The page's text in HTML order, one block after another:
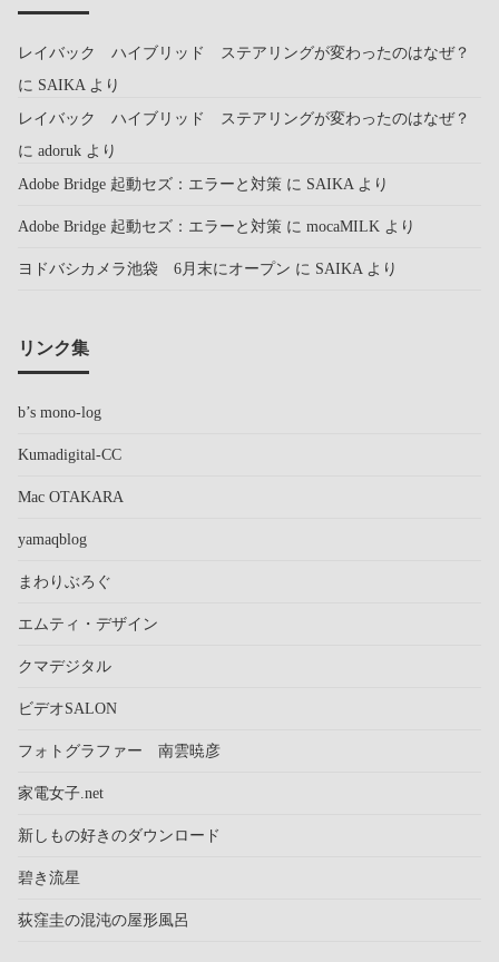
レイバック ハイブリッド ステアリングが変わったのはなぜ？
に SAIKA より
レイバック ハイブリッド ステアリングが変わったのはなぜ？
に adoruk より
Adobe Bridge 起動セズ：エラーと対策 に SAIKA より
Adobe Bridge 起動セズ：エラーと対策 に mocaMILK より
ヨドバシカメラ池袋 6月末にオープン に SAIKA より
リンク集
b’s mono-log
Kumadigital-CC
Mac OTAKARA
yamaqblog
まわりぶろぐ
エムティ・デザイン
クマデジタル
ビデオSALON
フォトグラファー 南雲暁彦
家電女子.net
新しもの好きのダウンロード
碧き流星
荻窪圭の混沌の屋形風呂